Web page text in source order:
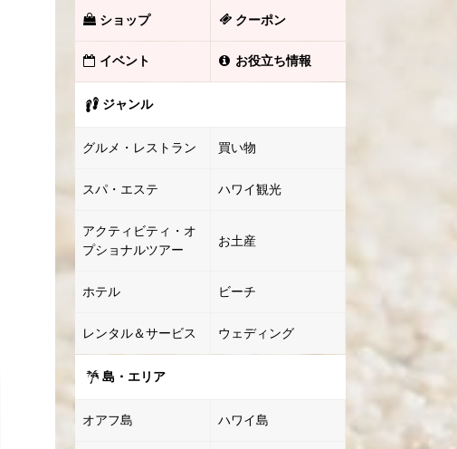
ショップ クーポン
イベント お役立ち情報
ジャンル
グルメ・レストラン 買い物
スパ・エステ ハワイ観光
アクティビティ・オ
プショナルツアー
お土産
ホテル ビーチ
レンタル＆サービス ウェディング
島・エリア
オアフ島 ハワイ島